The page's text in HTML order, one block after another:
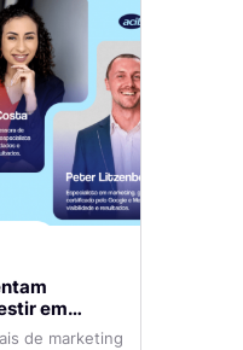
em
eficiência
de marketing